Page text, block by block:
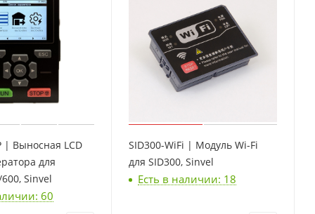
| Выносная LCD
для
Sinvel
60
SID300-WiFi | Модуль Wi-Fi
для SID300, Sinvel
Есть в наличии: 18